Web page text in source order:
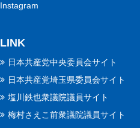
Instagram
LINK
日本共産党中央委員会サイト
日本共産党埼玉県委員会サイト
塩川鉄也衆議院議員サイト
梅村さえこ前衆議院議員サイト